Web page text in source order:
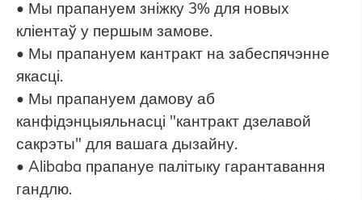
• Мы прапануем зніжку 3% для новых
кліентаў у першым замове.
• Мы прапануем кантракт на забеспячэнне
якасці.
• Мы прапануем дамову аб
канфідэнцыяльнасці "кантракт дзелавой
сакрэты" для вашага дызайну.
• Alibaba прапануе палітыку гарантавання
гандлю.